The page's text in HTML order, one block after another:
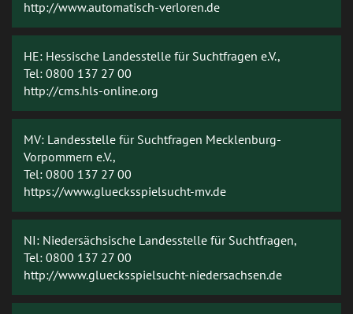
http://www.automatisch-verloren.de
HE: Hessische Landesstelle für Suchtfragen e.V.,
Tel: 0800 137 27 00
http://cms.hls-online.org
MV: Landesstelle für Suchtfragen Mecklenburg-
Vorpommern e.V.,
Tel: 0800 137 27 00
https://www.gluecksspielsucht-mv.de
NI: Niedersächsische Landesstelle für Suchtfragen,
Tel: 0800 137 27 00
http://www.gluecksspielsucht-niedersachsen.de